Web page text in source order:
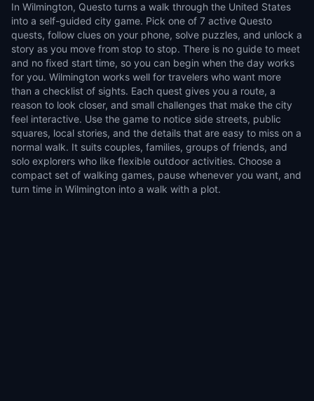
In Wilmington, Questo turns a walk through the United States
into a self-guided city game. Pick one of 7 active Questo
quests, follow clues on your phone, solve puzzles, and unlock a
story as you move from stop to stop. There is no guide to meet
and no fixed start time, so you can begin when the day works
for you. Wilmington works well for travelers who want more
than a checklist of sights. Each quest gives you a route, a
reason to look closer, and small challenges that make the city
feel interactive. Use the game to notice side streets, public
squares, local stories, and the details that are easy to miss on a
normal walk. It suits couples, families, groups of friends, and
solo explorers who like flexible outdoor activities. Choose a
compact set of walking games, pause whenever you want, and
turn time in Wilmington into a walk with a plot.